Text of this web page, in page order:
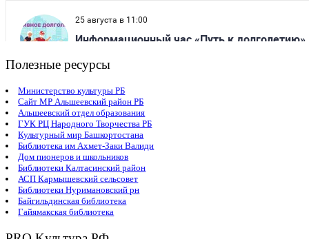
Полезные ресурсы
Министерство культуры РБ
Сайт МР Альшеевский район РБ
Альшеевский отдел образования
ГУК РЦ Народного Творчества РБ
Культурный мир Башкортостана
Библиотека им Ахмет-Заки Валиди
Дом пионеров и школьников
Библиотеки Калтасинский район
АСП Кармышевский сельсовет
Библиотеки Нуримановский рн
Байгильдинская библиотека
Гайямакская библиотека